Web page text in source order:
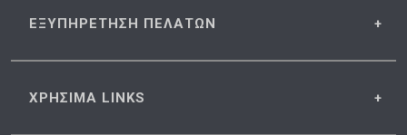
ΕΞΥΠΗΡΕΤΗΣΗ ΠΕΛΑΤΩΝ
ΧΡΗΣΙΜΑ LINKS